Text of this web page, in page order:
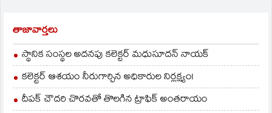
తాజావార్తలు
స్థానిక సంస్థల అదనపు కలెక్టర్ మధుసూదన్ నాయక్
కలెక్టర్ ఆశయం నీరుగార్చిన అధికారుల నిర్లక్ష్యం!
దీపక్ చౌదరి చొరవతో తొలగిన ట్రాఫిక్‌ అంతరాయం